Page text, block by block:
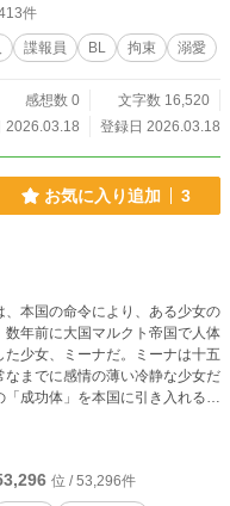
る。
件
諜報員 BL 拘束 溺愛
感想数 0
文字数 16,520
2026.03.18
登録日 2026.03.18
お気に入り追加 3
本国の命令により、ある少女の
年前に大国マルクト帝国で人体
少女、ミーナだ。ミーナは十五
までに感情の薄い冷静な少女だ
成功体」を本国に引き入れるべ
越えていく。
位 / 53,296件